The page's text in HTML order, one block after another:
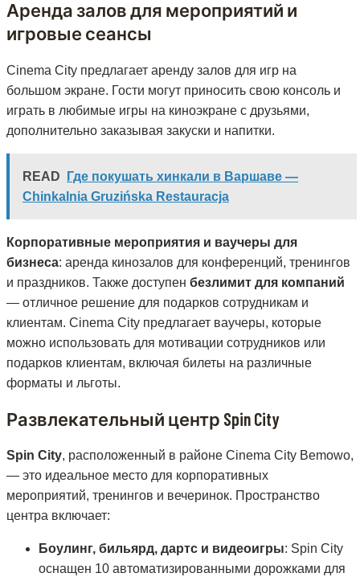
Аренда залов для мероприятий и
игровые сеансы
Cinema City предлагает аренду залов для игр на
большом экране. Гости могут приносить свою консоль и
играть в любимые игры на киноэкране с друзьями,
дополнительно заказывая закуски и напитки.
READ
Где покушать хинкали в Варшаве —
Chinkalnia Gruzińska Restauracja
Корпоративные мероприятия и ваучеры для
бизнеса: аренда кинозалов для конференций, тренингов
и праздников. Также доступен безлимит для компаний
— отличное решение для подарков сотрудникам и
клиентам. Cinema City предлагает ваучеры, которые
можно использовать для мотивации сотрудников или
подарков клиентам, включая билеты на различные
форматы и льготы.
Развлекательный центр Spin City
Spin City, расположенный в районе Cinema City Bemowo,
— это идеальное место для корпоративных
мероприятий, тренингов и вечеринок. Пространство
центра включает:
Боулинг, бильярд, дартс и видеоигры: Spin City
оснащен 10 автоматизированными дорожками для